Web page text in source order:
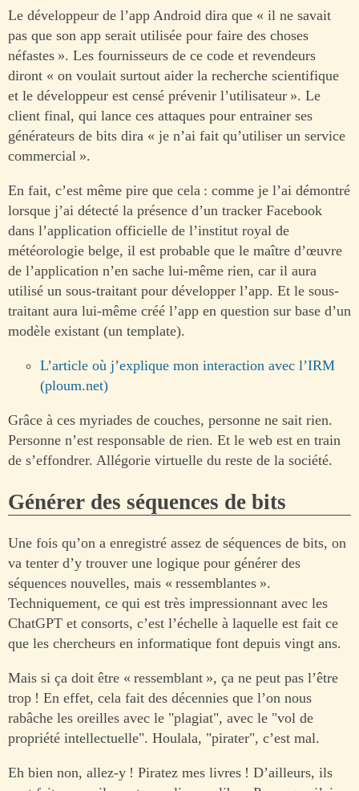
Le développeur de l’app Android dira que « il ne savait
pas que son app serait utilisée pour faire des choses
néfastes ». Les fournisseurs de ce code et revendeurs
diront « on voulait surtout aider la recherche scientifique
et le développeur est censé prévenir l’utilisateur ». Le
client final, qui lance ces attaques pour entrainer ses
générateurs de bits dira « je n’ai fait qu’utiliser un service
commercial ».
En fait, c’est même pire que cela : comme je l’ai démontré
lorsque j’ai détecté la présence d’un tracker Facebook
dans l’application officielle de l’institut royal de
météorologie belge, il est probable que le maître d’œuvre
de l’application n’en sache lui-même rien, car il aura
utilisé un sous-traitant pour développer l’app. Et le sous-
traitant aura lui-même créé l’app en question sur base d’un
modèle existant (un template).
L’article où j’explique mon interaction avec l’IRM
(ploum.net)
Grâce à ces myriades de couches, personne ne sait rien.
Personne n’est responsable de rien. Et le web est en train
de s’effondrer. Allégorie virtuelle du reste de la société.
Générer des séquences de bits
Une fois qu’on a enregistré assez de séquences de bits, on
va tenter d’y trouver une logique pour générer des
séquences nouvelles, mais « ressemblantes ».
Techniquement, ce qui est très impressionnant avec les
ChatGPT et consorts, c’est l’échelle à laquelle est fait ce
que les chercheurs en informatique font depuis vingt ans.
Mais si ça doit être « ressemblant », ça ne peut pas l’être
trop ! En effet, cela fait des décennies que l’on nous
rabâche les oreilles avec le "plagiat", avec le "vol de
propriété intellectuelle". Houlala, "pirater", c’est mal.
Eh bien non, allez-y ! Piratez mes livres ! D’ailleurs, ils